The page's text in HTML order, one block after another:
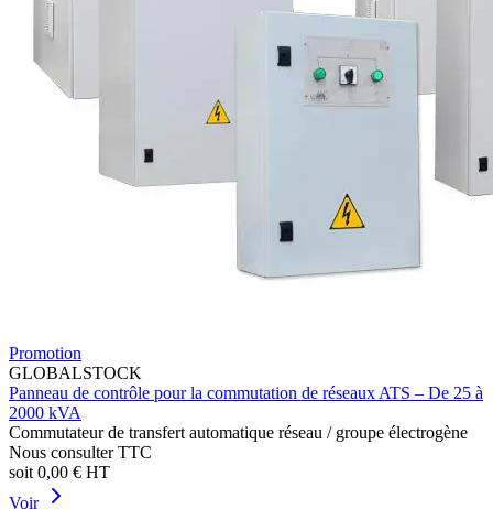
Promotion
GLOBALSTOCK
Panneau de contrôle pour la commutation de réseaux ATS – De 25 à
2000 kVA
Commutateur de transfert automatique réseau / groupe électrogène
Nous consulter TTC
soit 0,00 € HT
Voir